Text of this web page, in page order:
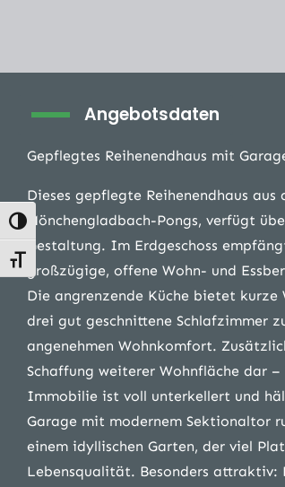
Umschalten auf hohe Kontraste
Schrift vergrößern
Angebotsdaten
Gepflegtes Reihenendhaus mit
Dieses gepflegte Reihenendhaus
Mönchengladbach-Pongs, verfügt
Gestaltung. Im Erdgeschoss
großzügige, offene Wohn- und
Die angrenzende Küche bietet
drei gut geschnittene Schlafzimmer
angenehmen Wohnkomfort.
Schaffung weiterer Wohnfläche dar
Immobilie ist voll unterkellert und
Garage mit modernem Sektionaltor
einem idyllischen Garten, der viel
Lebensqualität. Besonders attraktiv: